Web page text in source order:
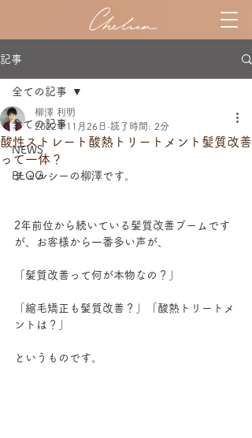
記事
全ての記事
NEWS
BLOG
全ての記事
酸性ストレート酸熱トリートメント髪質改善
って一体？
柳澤 利明
2022年11月26日 読了時間: 2分
チェルシーの柳澤です。
2年前位から続いている髪質改善ブームです
が、お客様から一番多い声が、
「髪質改善って何が本物なの？」
「縮毛矯正も髪質改善？」「酸熱トリートメ
ントは？」
というものです。